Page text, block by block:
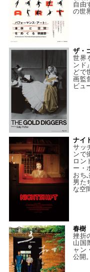
自由
の世
ザ・
世界
ンド
どで
画監
ビュ
ナイ
サッ
ンで
ロン
ー・
おち
男た
な空
春樹
挫折
山国
ャン
公開。